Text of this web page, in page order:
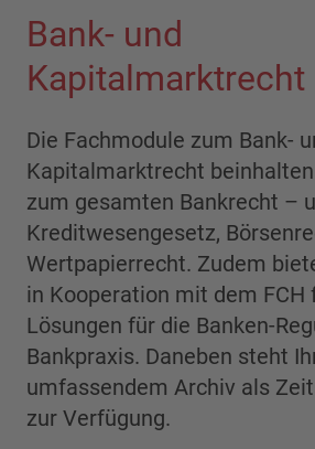
Bank- und
Kapitalmarktrecht
Die Fachmodule zum Bank-
Kapitalmarktrecht
zum gesamten Bankrecht –
Kreditwesengesetz,
Wertpapierrecht. Zudem
in Kooperation mit dem FCH
Lösungen für die Banken-
Bankpraxis. Daneben steht
umfassendem Archiv als
zur Verfügung.